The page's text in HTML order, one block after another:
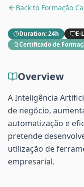
Back to Formação
Duration:24h E-
Certificado de
Overview
A Inteligência
de negócio,
automatização e
pretende
utilização de
empresarial.